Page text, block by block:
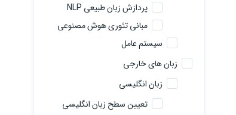
پردازش زبان طبیعی NLP
مبانی تئوری هوش مصنوعی
سیستم عامل
زبان های خارجی
زبان انگلیسی
تعیین سطح زبان انگلیسی